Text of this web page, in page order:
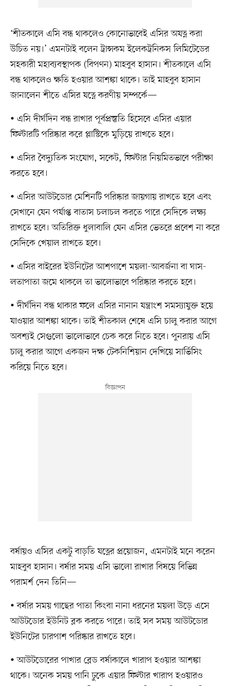
‘শীতকালে এসি বন্ধ থাকলেও কোনোভাবেই এসির অযত্ন করা
উচিত নয়।’ এমনটাই বলেন ট্রান্সকম ইলেকট্রনিকস লিমিটেডের
সহকারী মহাব্যবস্থাপক (বিপণন) মাহবুব হাসান। শীতকালে এসি
বন্ধ থাকলেও ক্ষতি হওয়ার আশঙ্কা থাকে। তাই মাহবুব হাসান
জানালেন শীতে এসির যত্নে করণীয় সম্পর্কে—
• এসি দীর্ঘদিন বন্ধ রাখার পূর্বপ্রস্তুতি হিসেবে এসির এয়ার
ফিল্টারটি পরিষ্কার করে প্লাস্টিকে মুড়িয়ে রাখতে হবে।
• এসির বৈদ্যুতিক সংযোগ, সকেট, ফিল্টার নিয়মিতভাবে পরীক্ষা
করতে হবে।
• এসির আউটডোর মেশিনটি পরিষ্কার জায়গায় রাখতে হবে এবং
সেখানে যেন পর্যাপ্ত বাতাস চলাচল করতে পারে সেদিকে লক্ষ্য
রাখতে হবে। অতিরিক্ত ধুলাবালি যেন এসির ভেতরে প্রবেশ না করে
সেদিকে খেয়াল রাখতে হবে।
• এসির বাইরের ইউনিটের আশপাশে ময়লা-আবর্জনা বা ঘাস-
লতাপাতা জমে থাকলে তা ভালোভাবে পরিষ্কার করতে হবে।
• দীর্ঘদিন বন্ধ থাকার ফলে এসির নানান যন্ত্রাংশ সমস্যাযুক্ত হয়ে
যাওয়ার আশঙ্কা থাকে। তাই শীতকাল শেষে এসি চালু করার আগে
অবশ্যই সেগুলো ভালোভাবে চেক করে নিতে হবে। পুনরায় এসি
চালু করার আগে একজন দক্ষ টেকনিশিয়ান দেখিয়ে সার্ভিসিং
করিয়ে নিতে হবে।
বর্ষায়ও এসির একটু বাড়তি যত্নের প্রয়োজন, এমনটাই মনে করেন
মাহবুব হাসান। বর্ষার সময় এসি ভালো রাখার বিষয়ে বিভিন্ন
পরামর্শ দেন তিনি—
• বর্ষার সময় গাছের পাতা কিংবা নানা ধরনের ময়লা উড়ে এসে
আউটডোর ইউনিট ব্লক করতে পারে। তাই সব সময় আউটডোর
ইউনিটের চারপাশ পরিষ্কার রাখতে হবে।
• আউটডোরের পাখার ব্লেড বর্ষাকালে খারাপ হওয়ার আশঙ্কা
থাকে। অনেক সময় পানি ঢুকে এয়ার ফিল্টার খারাপ হওয়ারও